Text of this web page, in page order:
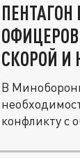
СКОРОЙ И
В
конфликту с